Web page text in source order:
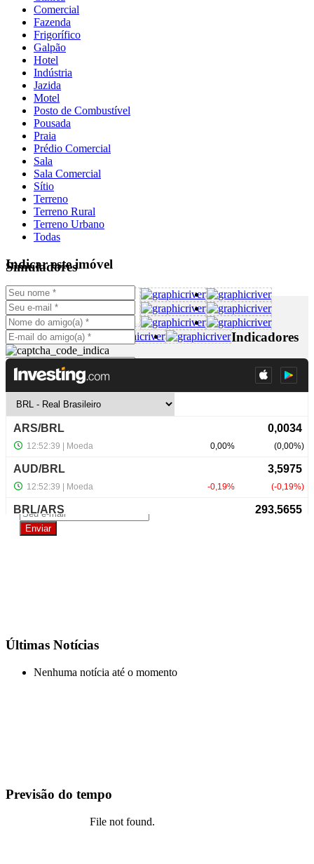
Comercial
Fazenda
Frigorífico
Galpão
Hotel
Indústria
Jazida
Motel
Posto de Combustível
Pousada
Praia
Prédio Comercial
Sala
Sala Comercial
Sítio
Terreno
Terreno Rural
Terreno Urbano
Todas
Indicar este imóvel
Simuladores
Indicadores
NewsLetter
Últimas Notícias
Nenhuma notícia até o momento
Previsão do tempo